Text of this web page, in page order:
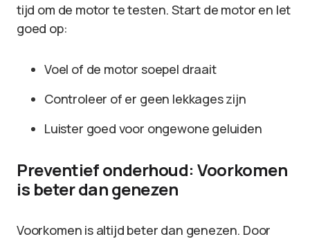
tijd om de motor te testen. Start de motor en let
goed op:
Voel of de motor soepel draait
Controleer of er geen lekkages zijn
Luister goed voor ongewone geluiden
Preventief onderhoud: Voorkomen
is beter dan genezen
Voorkomen is altijd beter dan genezen. Door